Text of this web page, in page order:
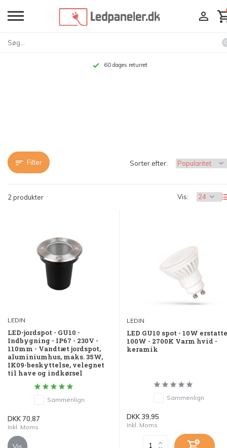
60 dages returret
Filter
2 produkter Vis:
Sorter efter:
LEDIN
LED-jordspot - GU10 -
Indbygning - IP67 - 230V -
110mm - Vandtæt jordspot,
aluminiumhus, maks. 35W,
IK09-beskyttelse, velegnet
til have og indkørsel
Sammenlign
DKK 70,87
Inkl. Moms
LEDIN
LED GU10 spot - 10W
100W - 2700K Varm hvid -
keramik
Sammenlign
DKK 39,95
Inkl. Moms